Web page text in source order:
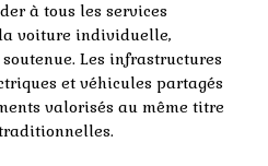
à tous les services
voiture individuelle,
Les infrastructures
et véhicules partagés
valorisés au même titre